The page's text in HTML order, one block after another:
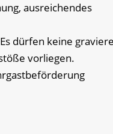
ausreichendes
dürfen keine
vorliegen.